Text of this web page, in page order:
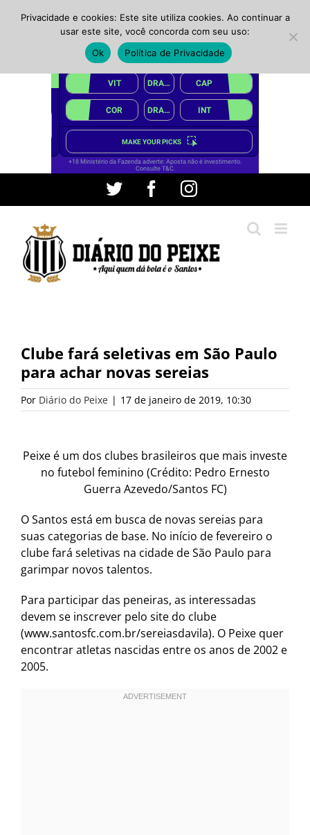
conteúdo
Twitter FacebookInstagram
Clube fará seletivas em São Paulo
para achar novas sereias
Por Diário do Peixe | 17 de janeiro de 2019, 10:30
Peixe é um dos clubes brasileiros que mais investe
no futebol feminino (Crédito: Pedro Ernesto
Guerra Azevedo/Santos FC)
O Santos está em busca de novas sereias para
suas categorias de base. No início de fevereiro o
clube fará seletivas na cidade de São Paulo para
garimpar novos talentos.
Para participar das peneiras, as interessadas
devem se inscrever pelo site do clube
(www.santosfc.com.br/sereiasdavila). O Peixe quer
encontrar atletas nascidas entre os anos de 2002 e
2005.
Privacidade e cookies: Este site utiliza cookies. Ao continuar a
usar este site, você concorda com seu uso:
Ok
Política de Privacidade